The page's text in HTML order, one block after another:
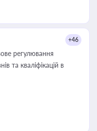
+46
регулювання
та кваліфікацій в